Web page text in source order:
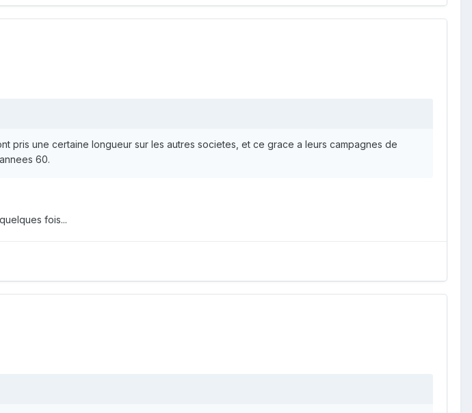
pris une certaine longueur sur les autres societes, et ce grace a leurs campagnes de
60.
fois...